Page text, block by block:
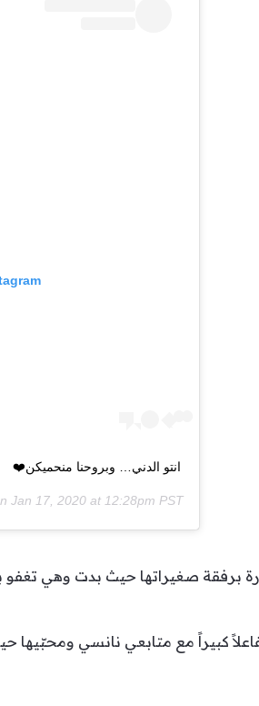
انتو الدني… وبروحنا منحميكن❤️
Jan 17, 2020 at 12:28pm PST
صغيراتها حيث بدت وهي تغفو
كبيراً مع متابعي نانسي ومحبّيها